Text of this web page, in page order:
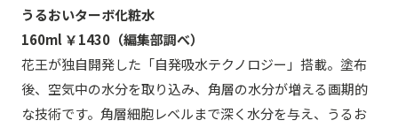
うるおいターボ化粧水
160ml ￥1430（編集部調べ）
花王が独自開発した「自発吸水テクノロジー」搭載。塗布
後、空気中の水分を取り込み、角層の水分が増える画期的
な技術です。角層細胞レベルまで深く水分を与え、うるお